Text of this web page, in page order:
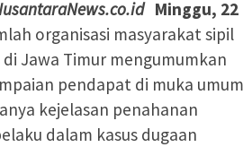
Minggu, 22
organisasi masyarakat sipil
Jawa Timur mengumumkan
pendapat di muka umum
kejelasan penahanan
dalam kasus dugaan